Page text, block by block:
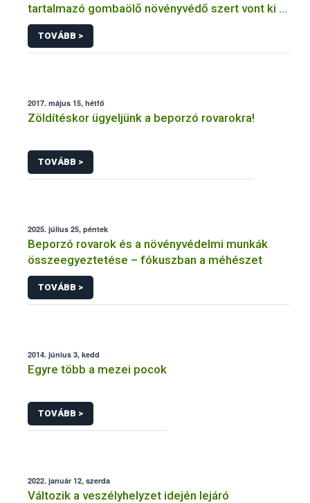
tartalmazó gombaölő növényvédő szert vont ki a
forgalomból a NÉBIH
TOVÁBB >
2017. május 15, hétfő
Zöldítéskor ügyeljünk a beporzó rovarokra!
TOVÁBB >
2025. július 25, péntek
Beporzó rovarok és a növényvédelmi munkák
összeegyeztetése – fókuszban a méhészet
TOVÁBB >
2014. június 3, kedd
Egyre több a mezei pocok
TOVÁBB >
2022. január 12, szerda
Változik a veszélyhelyzet idején lejáró